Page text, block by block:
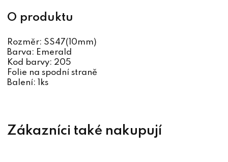
Rozměr: SS47(10mm)
Barva: Emerald
Kod barvy: 205
Folie na spodní straně
Balení: 1ks